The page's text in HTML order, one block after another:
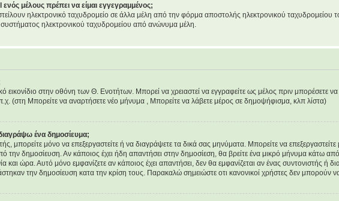
μέλους πρέπει να είμαι εγγεγραμμένος;
ηλεκτρονικό ταχυδρομείο σε άλλα μέλη από την φόρμα αποστολής ηλεκτρονικού ταχυδρομείου
ηλεκτρονικού ταχυδρομείου από ανώνυμα μέλη.
εικονίδιο στην οθόνη των Θ. Ενοτήτων. Μπορεί να χρειαστεί να εγγραφείτε ως μέλος πριν μπορέσετε
(στη Μπορείτε να αναρτήσετε νέο μήνυμα , Μπορείτε να λάβετε μέρος σε δημοψήφισμα, κλπ λίστα)
ένα δημοσίευμα;
μπορείτε μόνο να επεξεργαστείτε ή να διαγράψετε τα δικά σας μηνύματα. Μπορείτε να
την δημοσίευση. Αν κάποιος έχει ήδη απαντήσει στην δημοσίεση, θα βρείτε ένα μικρό μήνυμα κάτω
και ώρα. Αυτό μόνο εμφανίζετε αν κάποιος έχει απαντήσει, δεν θα εμφανίζεται αν ένας συντονιστής
την δημοσίευση κατα την κρίση τους. Παρακαλώ σημειώστε οτι κανονικοί χρήστες δεν μπορούν